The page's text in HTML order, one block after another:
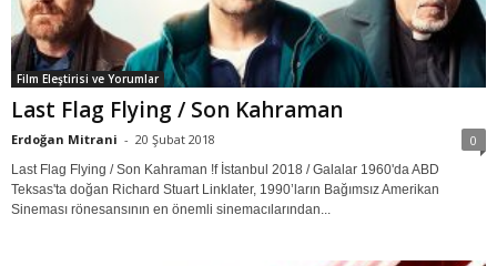
Film Eleştirisi ve Yorumlar
Last Flag Flying / Son Kahraman
Erdoğan Mitrani - 20 Şubat 2018 0
Last Flag Flying / Son Kahraman !f İstanbul 2018 / Galalar 1960'da ABD
Teksas'ta doğan Richard Stuart Linklater, 1990’ların Bağımsız Amerikan
Sineması rönesansının en önemli sinemacılarından...